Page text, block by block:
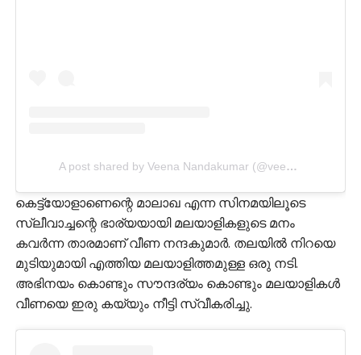
A post shared by Veena Nandakumar (@veena_nandakumar)
കെട്ട്യോളാണെന്റെ മാലാഖ എന്ന സിനമയിലൂടെ
സ്ലീവാച്ചന്റെ ഭാര്യയായി മലയാളികളുടെ മനം
കവര്‍ന്ന താരമാണ് വീണ നന്ദകുമാര്‍. തലയില്‍ നിറയെ
മുടിയുമായി എത്തിയ മലയാളിത്തമുള്ള ഒരു നടി.
അഭിനയം കൊണ്ടും സൗന്ദര്യം കൊണ്ടും മലയാളികള്‍
വീണയെ ഇരു കയ്യും നീട്ടി സ്വീകരിച്ചു.